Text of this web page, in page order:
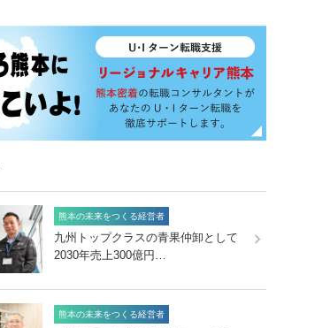
熊本の未来をつくる経営者
九州トップクラスの青果仲卸として
2030年売上300億円…
熊本の未来をつくる経営者